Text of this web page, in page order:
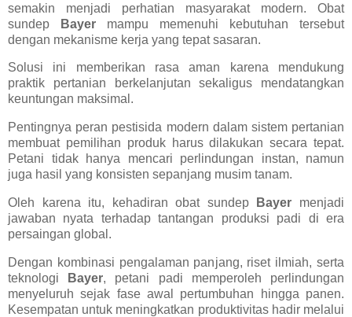
semakin menjadi perhatian masyarakat modern. Obat
sundep
Bayer mampu memenuhi kebutuhan tersebut
dengan mekanisme kerja yang tepat sasaran.
Solusi ini memberikan rasa aman karena mendukung
praktik pertanian berkelanjutan sekaligus mendatangkan
keuntungan maksimal.
Pentingnya peran pestisida modern dalam sistem pertanian
membuat pemilihan produk harus dilakukan secara tepat.
Petani tidak hanya mencari perlindungan instan, namun
juga hasil yang konsisten sepanjang musim tanam.
Oleh karena itu, kehadiran obat sundep Bayer menjadi
jawaban nyata terhadap tantangan produksi padi di era
persaingan global.
Dengan kombinasi pengalaman panjang, riset ilmiah, serta
teknologi
Bayer, petani padi memperoleh perlindungan
menyeluruh sejak fase awal pertumbuhan hingga panen.
Kesempatan untuk meningkatkan produktivitas hadir melalui